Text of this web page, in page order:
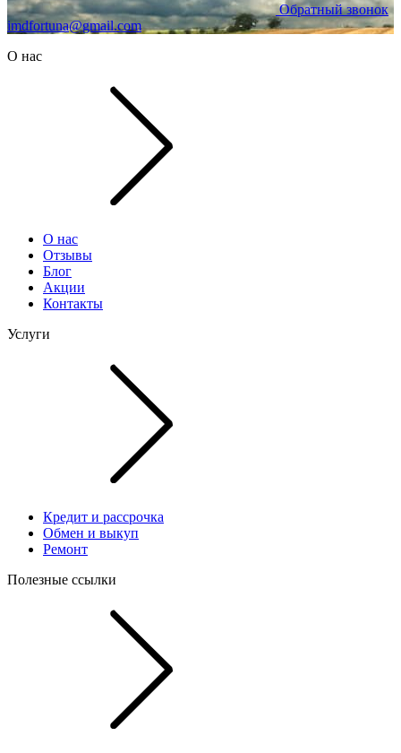
Обратный звонок
imdfortuna@gmail.com
О нас
О нас
Отзывы
Блог
Акции
Контакты
Услуги
Кредит и рассрочка
Обмен и выкуп
Ремонт
Полезные ссылки